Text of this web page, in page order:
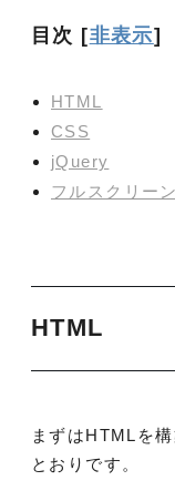
目次 [非表示]
HTML
CSS
jQuery
フルスクリー
HTML
まずはHTMLを
とおりです。